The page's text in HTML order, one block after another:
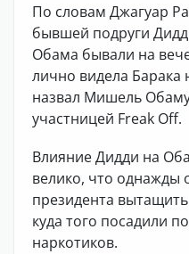
По словам Джагуар
бывшей подруги
Обама бывали на
лично видела Барака
назвал Мишель
участницей Freak Off.
Влияние Дидди на
велико, что однажды
президента
куда того посадили
наркотиков.